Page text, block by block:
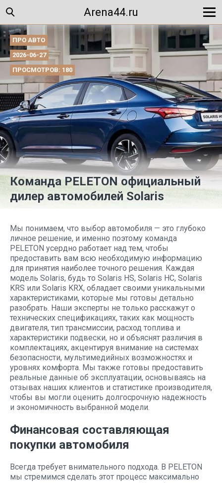
Arena44.ru
ПРО АВТО
2026-06-27
ПРОСМОТРОВ: 180
Команда PELETON официальный
дилер автомобилей Solaris
Мы понимаем, что выбор автомобиля — это глубоко
личное решение, и именно поэтому команда
PELETON усердно работает над тем, чтобы
предоставить вам всю необходимую информацию
для принятия наиболее точного решения. Каждая
модель Solaris, будь то Solaris HS, Solaris HC, Solaris
KRS или Solaris KRX, обладает своими уникальными
характеристиками, которые мы готовы детально
разобрать. Наши эксперты не только расскажут о
технических спецификациях, таких как мощность
двигателя, тип трансмиссии, расход топлива и
характеристики подвески, но и объяснят различия в
комплектациях, акцентируя внимание на системах
безопасности, мультимедийных возможностях и
уровнях комфорта. Мы также готовы предоставить
реальные данные об эксплуатации, основываясь на
отзывах наших клиентов и статистике производителя,
чтобы вы могли оценить долгосрочную надежность
и экономичность выбранной модели.
Финансовая составляющая
покупки автомобиля
Всегда требует внимательного подхода. В PELETON
мы стремимся сделать этот процесс максимально